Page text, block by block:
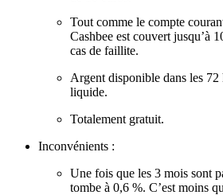
Tout comme le compte
Cashbee est couvert jusqu’à
cas de faillite.
Argent disponible dans les
liquide.
Totalement gratuit.
Inconvénients :
Une fois que les 3 mois sont
tombe à 0,6 %. C’est moins